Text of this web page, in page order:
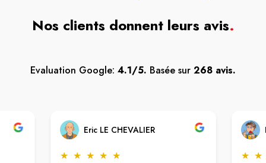
Nos clients donnent leurs avis.
Evaluation Google: 4.1/5. Basée sur 268 avis.
Eric LE CHEVALIER
★ ★ ★ ★ ★ ★ ★